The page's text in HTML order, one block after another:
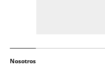
Nosotros